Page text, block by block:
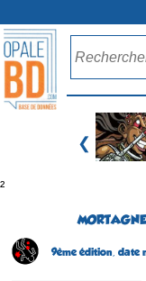
❮
²
9ème édition, date